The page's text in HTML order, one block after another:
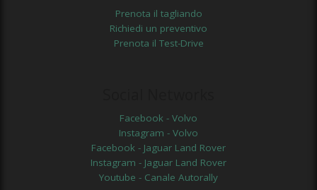
Prenota il tagliando
Richiedi un preventivo
Prenota il Test-Drive
Facebook - Volvo
Instagram - Volvo
Facebook - Jaguar Land Rover
Instagram - Jaguar Land Rover
Youtube - Canale Autorally